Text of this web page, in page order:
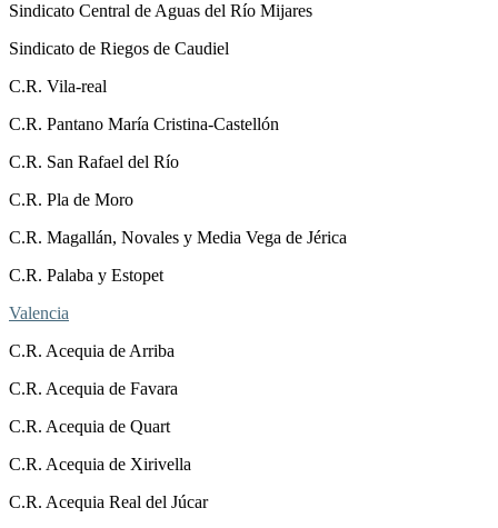
Sindicato Central de Aguas del Río Mijares
Sindicato de Riegos de Caudiel
C.R. Vila-real
C.R. Pantano María Cristina-Castellón
C.R. San Rafael del Río
C.R. Pla de Moro
C.R. Magallán, Novales y Media Vega de Jérica
C.R. Palaba y Estopet
Valencia
C.R. Acequia de Arriba
C.R. Acequia de Favara
C.R. Acequia de Quart
C.R. Acequia de Xirivella
C.R. Acequia Real del Júcar